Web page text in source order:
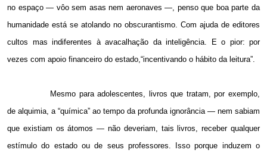
no espaço — vôo sem asas nem aeronaves —, penso que boa parte da
humanidade está se atolando no obscurantismo. Com ajuda de editores
cultos mas indiferentes à avacalhação da inteligência. E o pior: por
vezes com apoio financeiro do estado,“incentivando o hábito da leitura”.
Mesmo para adolescentes, livros que tratam, por exemplo,
de alquimia, a “química” ao tempo da profunda ignorância — nem sabiam
que existiam os átomos — não deveriam, tais livros, receber qualquer
estímulo do estado ou de seus professores. Isso porque induzem o